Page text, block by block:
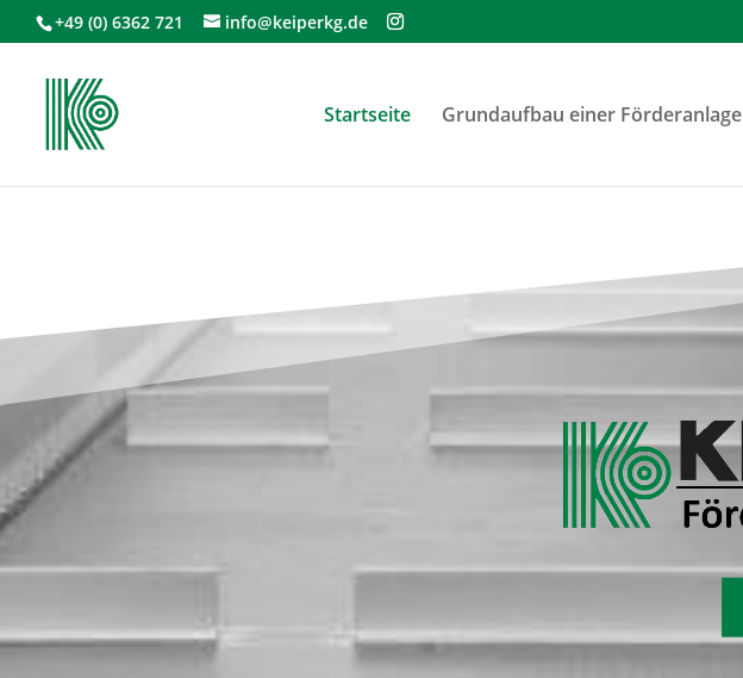
+49 (0) 6362 721 info@keiperkg.de
Startseite Grundaufbau einer Förderanlage